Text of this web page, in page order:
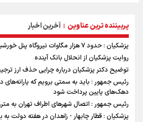
پربیننده ترین عناوین | آخرین اخبار
پزشکیان : حدود ۷ هزار مگاوات نیروگاه پنل خورشیدی وارد مدار شده است
روایت پزشکیان از انحلال بانک آینده
توضیح دکتر پزشکیان درباره چرایی حذف ارز
رئیس جمهور : باید به سمتی برویم که یارانه‌های
دهک‌های پایین پرداخت شود
رئیس جمهور : اتصال شهرهای اطراف تهران به
پزشکیان : قطار چابهار - زاهدان در هفته دولت به